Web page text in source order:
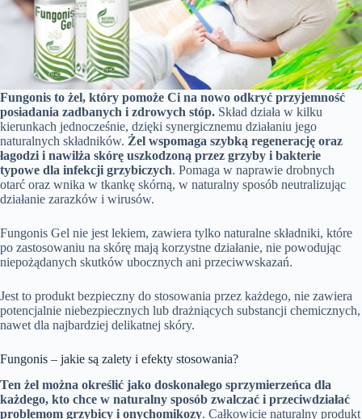
Fungonis to żel, który pomoże Ci na nowo odkryć przyjemność
posiadania zadbanych i zdrowych stóp. Skład działa w kilku
kierunkach jednocześnie, dzięki synergicznemu działaniu jego
naturalnych składników. Żel wspomaga szybką regenerację oraz
łagodzi i nawilża skórę uszkodzoną przez grzyby i bakterie
typowe dla infekcji grzybiczych. Pomaga w naprawie drobnych
otarć oraz wnika w tkankę skórną, w naturalny sposób neutralizując
działanie zarazków i wirusów.
Fungonis Gel nie jest lekiem, zawiera tylko naturalne składniki, które
po zastosowaniu na skórę mają korzystne działanie, nie powodując
niepożądanych skutków ubocznych ani przeciwwskazań.
Jest to produkt bezpieczny do stosowania przez każdego, nie zawiera
potencjalnie niebezpiecznych lub drażniących substancji chemicznych,
nawet dla najbardziej delikatnej skóry.
Fungonis – jakie są zalety i efekty stosowania?
Ten żel można określić jako doskonałego sprzymierzeńca dla
każdego, kto chce w naturalny sposób zwalczać i przeciwdziałać
problemom grzybicy i onychomikozy. Całkowicie naturalny produkt